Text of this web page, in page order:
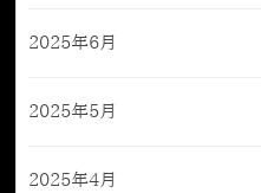
2025年6月
2025年5月
2025年4月